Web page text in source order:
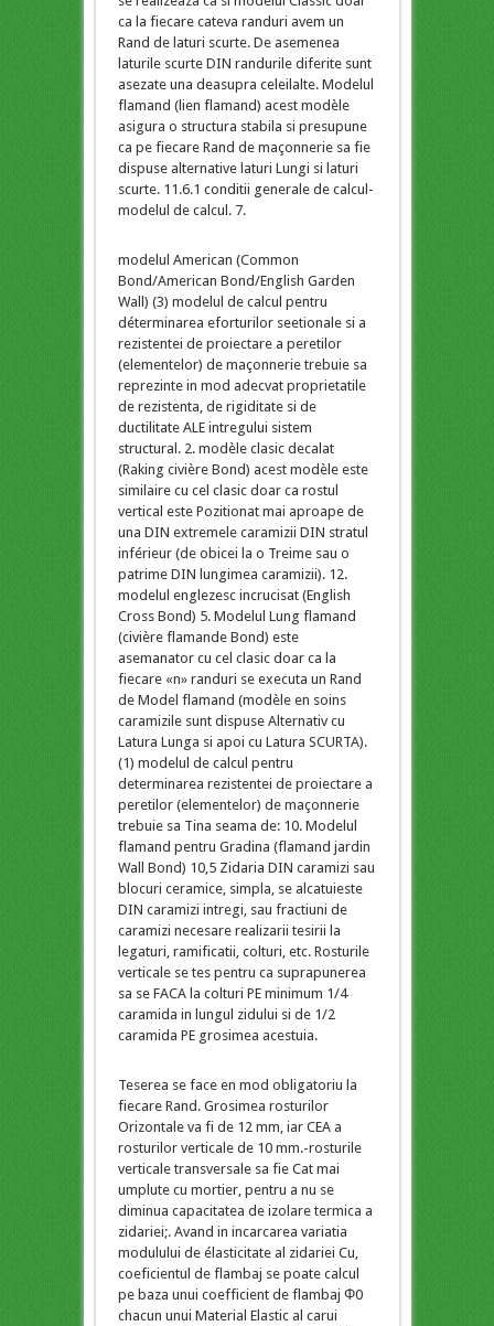
ca la fiecare cateva randuri avem un
Rand de laturi scurte. De asemenea
laturile scurte DIN randurile diferite sunt
asezate una deasupra celeilalte. Modelul
flamand (lien flamand) acest modèle
asigura o structura stabila si presupune
ca pe fiecare Rand de maçonnerie sa fie
dispuse alternative laturi Lungi si laturi
scurte. 11.6.1 conditii generale de calcul-
modelul de calcul. 7.
modelul American (Common
Bond/American Bond/English Garden
Wall) (3) modelul de calcul pentru
déterminarea eforturilor seetionale si a
rezistentei de proiectare a peretilor
(elementelor) de maçonnerie trebuie sa
reprezinte in mod adecvat proprietatile
de rezistenta, de rigiditate si de
ductilitate ALE intregului sistem
structural. 2. modèle clasic decalat
(Raking civière Bond) acest modèle este
similaire cu cel clasic doar ca rostul
vertical este Pozitionat mai aproape de
una DIN extremele caramizii DIN stratul
inférieur (de obicei la o Treime sau o
patrime DIN lungimea caramizii). 12.
modelul englezesc incrucisat (English
Cross Bond) 5. Modelul Lung flamand
(civière flamande Bond) este
asemanator cu cel clasic doar ca la
fiecare «n» randuri se executa un Rand
de Model flamand (modèle en soins
caramizile sunt dispuse Alternativ cu
Latura Lunga si apoi cu Latura SCURTA).
(1) modelul de calcul pentru
determinarea rezistentei de proiectare a
peretilor (elementelor) de maçonnerie
trebuie sa Tina seama de: 10. Modelul
flamand pentru Gradina (flamand jardin
Wall Bond) 10,5 Zidaria DIN caramizi sau
blocuri ceramice, simpla, se alcatuieste
DIN caramizi intregi, sau fractiuni de
caramizi necesare realizarii tesirii la
legaturi, ramificatii, colturi, etc. Rosturile
verticale se tes pentru ca suprapunerea
sa se FACA la colturi PE minimum 1/4
caramida in lungul zidului si de 1/2
caramida PE grosimea acestuia.
Teserea se face en mod obligatoriu la
fiecare Rand. Grosimea rosturilor
Orizontale va fi de 12 mm, iar CEA a
rosturilor verticale de 10 mm.-rosturile
verticale transversale sa fie Cat mai
umplute cu mortier, pentru a nu se
diminua capacitatea de izolare termica a
zidariei;. Avand in incarcarea variatia
modulului de élasticitate al zidariei Cu,
coeficientul de flambaj se poate calcul
pe baza unui coefficient de flambaj Φ0
chacun unui Material Elastic al carui